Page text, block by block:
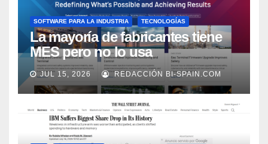
SOFTWARE PARA LA INDUSTRIA TECNOLOGÍAS
La mayoría de fabricantes tiene
MES pero no lo usa
adecuadamente, según Rockwell
Automation
JUL 15, 2026 REDACCIÓN BI-SPAIN.COM